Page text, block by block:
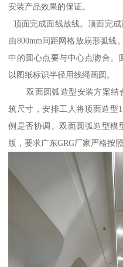
安装产品效果的保证。
顶面完成面线放线。顶面完
由800mm间距网格放扇形弧线
中的圆心点要与中心点吻合。
以图纸标识半径用线绳画圆。
双面圆弧造型安装方案结
筑尺寸，安排工人将顶面造型
例是否协调。双面圆弧造型模
版，要求广东GRG厂家严格按